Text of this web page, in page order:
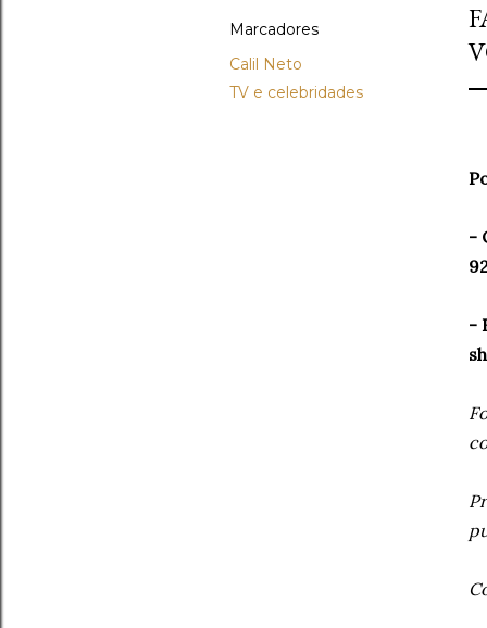
Marcadores
Calil Neto
TV e celebridades
-
-